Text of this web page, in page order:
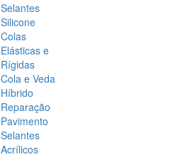
Selantes
Silicone
Colas
Elásticas e
Rígidas
Cola e Veda
Híbrido
Reparação
Pavimento
Selantes
Acrílicos